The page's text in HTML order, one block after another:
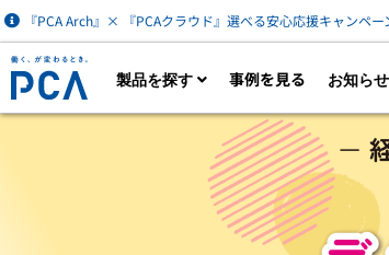
『PCA Arch』× 『PCAクラウド』選べる安心応援キャンペー
製品を探す
製品一覧を見る
事例を見る お知らせ